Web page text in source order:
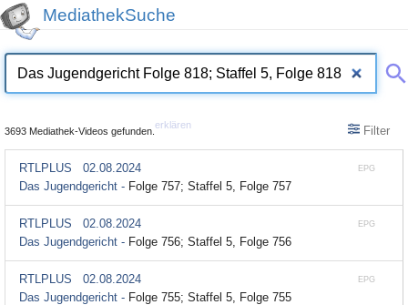
MediathekSuche
3693 Mediathek-Videos gefunden.
erklären Filter
EPG
RTLPLUS
02.08.2024
Das Jugendgericht - Folge 757; Staffel 5, Folge 757
EPG
RTLPLUS
02.08.2024
Das Jugendgericht - Folge 756; Staffel 5, Folge 756
EPG
RTLPLUS
02.08.2024
Das Jugendgericht - Folge 755; Staffel 5, Folge 755